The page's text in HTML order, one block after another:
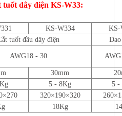
tuốt dây điện KS-W33:
KS-W334
KS-
tuốt đầu dây điện
AWG18 - 30
30mm
5 - 8Kg
5 -
320×190×320
18Kg